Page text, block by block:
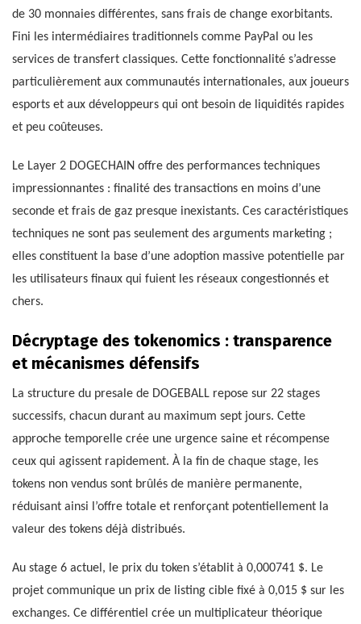
de 30 monnaies différentes, sans frais de change exorbitants.
Fini les intermédiaires traditionnels comme PayPal ou les
services de transfert classiques. Cette fonctionnalité s’adresse
particulièrement aux communautés internationales, aux joueurs
esports et aux développeurs qui ont besoin de liquidités rapides
et peu coûteuses.
Le Layer 2 DOGECHAIN offre des performances techniques
impressionnantes : finalité des transactions en moins d’une
seconde et frais de gaz presque inexistants. Ces caractéristiques
techniques ne sont pas seulement des arguments marketing ;
elles constituent la base d’une adoption massive potentielle par
les utilisateurs finaux qui fuient les réseaux congestionnés et
chers.
Décryptage des tokenomics : transparence
et mécanismes défensifs
La structure du presale de DOGEBALL repose sur 22 stages
successifs, chacun durant au maximum sept jours. Cette
approche temporelle crée une urgence saine et récompense
ceux qui agissent rapidement. À la fin de chaque stage, les
tokens non vendus sont brûlés de manière permanente,
réduisant ainsi l’offre totale et renforçant potentiellement la
valeur des tokens déjà distribués.
Au stage 6 actuel, le prix du token s’établit à 0,000741 $. Le
projet communique un prix de listing cible fixé à 0,015 $ sur les
exchanges. Ce différentiel crée un multiplicateur théorique